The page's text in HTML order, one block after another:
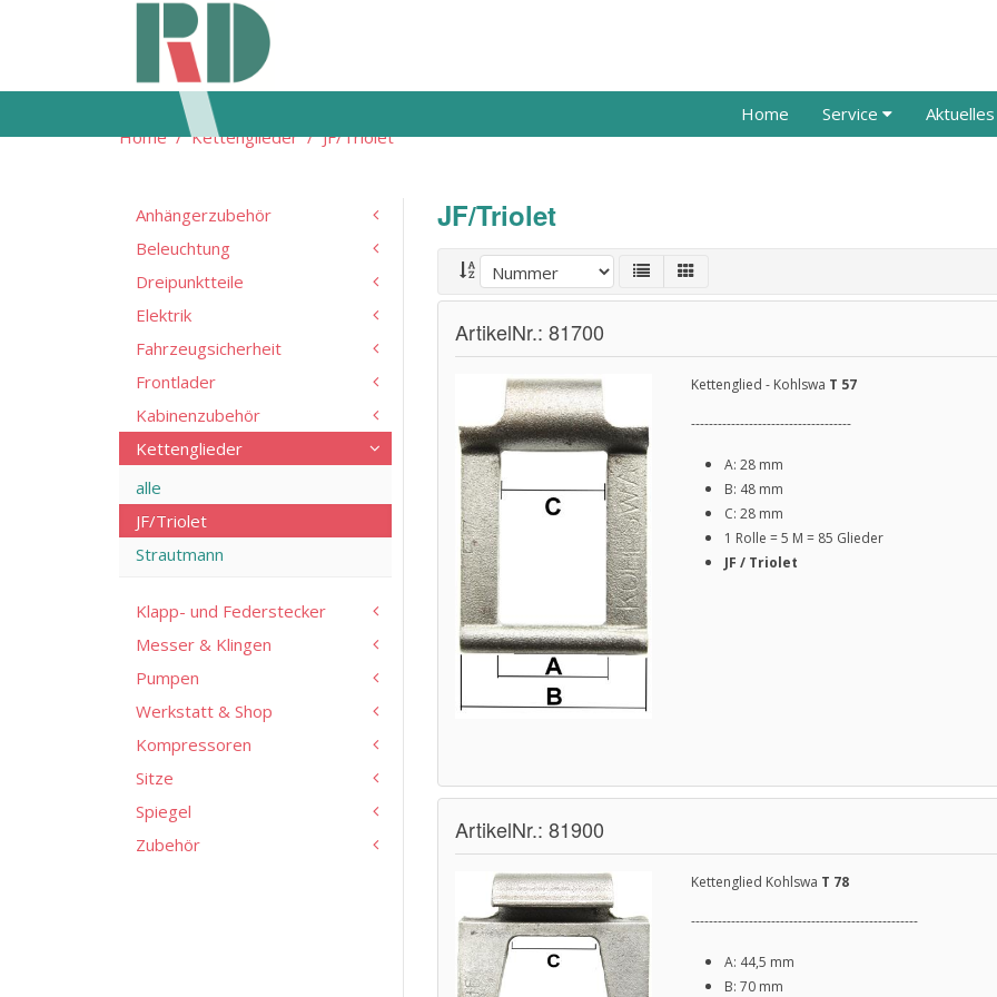
Home Service Aktuelles
Home
Kettenglieder JF/Triolet
Anhängerzubehör
Beleuchtung
Dreipunktteile
Elektrik
Fahrzeugsicherheit
Frontlader
Kabinenzubehör
Kettenglieder
alle
JF/Triolet
Strautmann
Klapp- und Federstecker
Messer & Klingen
Pumpen
Werkstatt & Shop
Kompressoren
Sitze
Spiegel
Zubehör
JF/Triolet
ArtikelNr.: 81700
Kettenglied - Kohlswa T 57
------------------------------------
A: 28 mm
B: 48 mm
C: 28 mm
1 Rolle = 5 M = 85 Glieder
JF / Triolet
ArtikelNr.: 81900
Kettenglied Kohlswa T 78
---------------------------------------------------
A: 44,5 mm
B: 70 mm